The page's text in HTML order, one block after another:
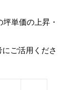
単価の上昇・
ご活用くださ